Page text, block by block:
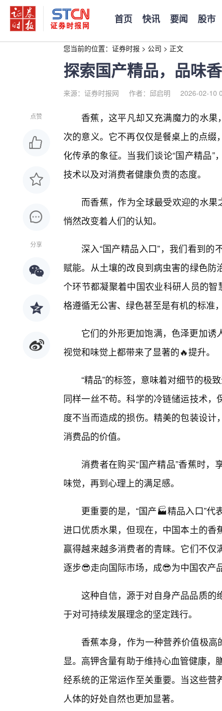
首页 快讯 要闻 股市
您当前的位置： 证券时报 > 公司 > 正文
探索国产精品，品味
来源：证券时报网 作者：邱启明 2026-02-10
点赞
分享
香蕉，这平凡却又充满魔力的水果
次的意义。它不再仅仅是餐桌上的点
化传承的象征。当我们谈论“国产精品
技术以及对消费者健康负责的态度。
而香蕉，作为全球最受欢迎的水果
悄然改变着人们的认知。
深入“国产精品入口”，我们看到
赋能。从土壤的改良到病虫害的绿色
个环节都凝聚着中国农业科研人员的
格遵循无公害、绿色甚至是有机的标准
它们的外形更加饱满，色泽更加
视觉和味觉上都带来了显著的🔥提升。
“精品”的标签，意味着对细节的极
同样一丝不苟。科学的冷链储运技术
度不当而造成的损伤。精美的包装设
消费品的价值。
消费者在购买“国产精品”香蕉时
味觉，再到心理上的满足感。
更重要的是，“国产🏭精品入口”
进口优质水果，但现在，中国本土的
赢得越来越多消费者的青睐。它们不
逐步😎走向国际市场，成😎为中国农产
这种自信，源于对自身产品品质的
于对可持续发展理念的坚定践行。
香蕉本身，作为一种营养价值极高
显。高钾含量有助于维持心血管健康
经系统的正常运作至关重要。当这些
人体的好处自然也更加显著。